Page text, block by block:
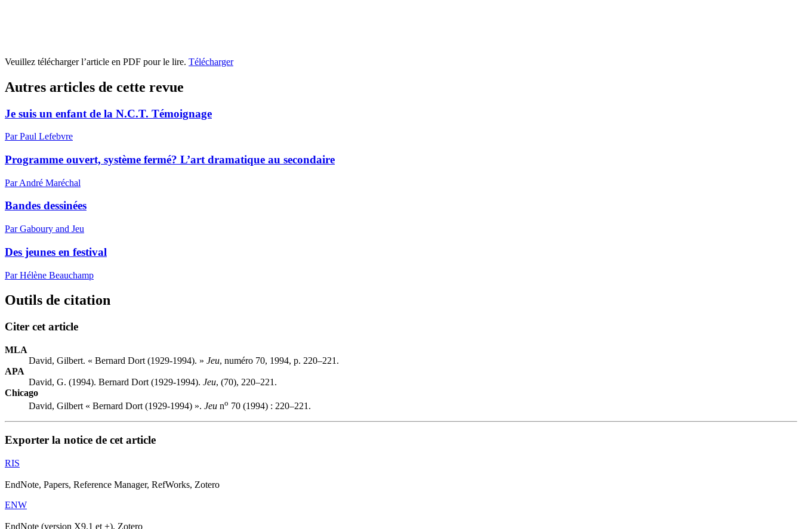
Veuillez télécharger l’article en PDF pour le lire. Télécharger
Autres articles de cette revue
Je suis un enfant de la N.C.T. Témoignage
Par Paul Lefebvre
Programme ouvert, système fermé? L’art dramatique au secondaire
Par André Maréchal
Bandes dessinées
Par Gaboury and Jeu
Des jeunes en festival
Par Hélène Beauchamp
Outils de citation
Citer cet article
MLA
David, Gilbert. « Bernard Dort (1929-1994). » Jeu, numéro 70, 1994, p. 220–221.
APA
David, G. (1994). Bernard Dort (1929-1994). Jeu, (70), 220–221.
Chicago
David, Gilbert « Bernard Dort (1929-1994) ». Jeu no 70 (1994) : 220–221.
Exporter la notice de cet article
RIS
EndNote, Papers, Reference Manager, RefWorks, Zotero
ENW
EndNote (version X9.1 et +), Zotero